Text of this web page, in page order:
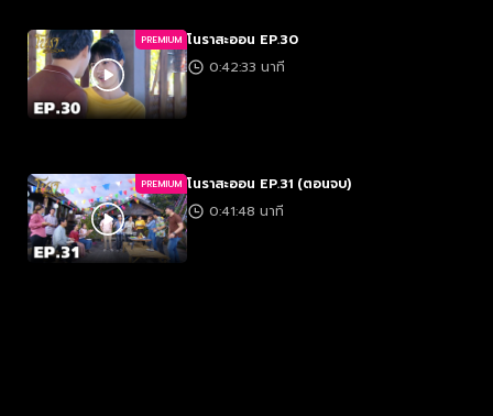
PREMIUM โนราสะออน EP.30
0:42:33 นาที
PREMIUM โนราสะออน EP.31 (ตอนจบ)
0:41:48 นาที